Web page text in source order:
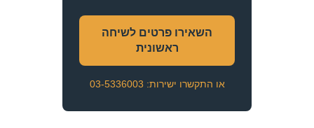
השאירו פרטים לשיחה
ראשונית
או התקשרו ישירות: 03-5336003